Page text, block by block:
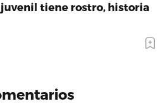
tiene rostro, historia